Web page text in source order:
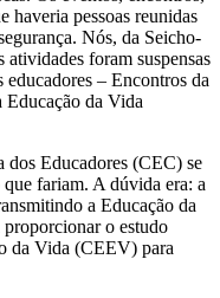
haveria pessoas reunidas
Nós, da Seicho-
foram suspensas
educadores – Encontros da
Educação da Vida
dos Educadores (CEC) se
fariam. A dúvida era: a
a Educação da
proporcionar o estudo
da Vida (CEEV) para